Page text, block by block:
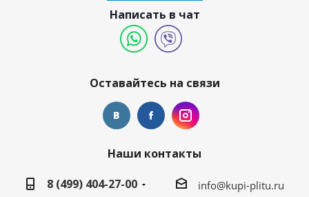
Написать в чат
Оставайтесь на связи
Наши контакты
8 (499) 404-27-00
info@kupi-plitu.ru